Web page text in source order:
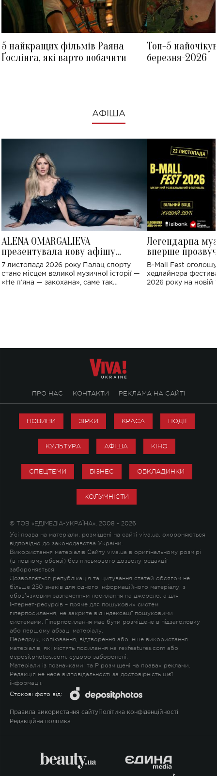
5 найкращих фільмів Раяна
Ґослінга, які варто побачити
Топ-5
березня-2026
АФІША
ALENA OMARGALIEVA
презентувала нову афішу
великого концерту в Палаці
спорту
7 листопада 2026 року Палац спорту
стане місцем великої музичної історії —
«Не пʼяна — закохана», саме так
Легендарна
вперше
Україні: де
B-Mall Fest
хедлайнера
2026 року на новій
ПРО НАС КОНТАКТИ РЕКЛАМА НА САЙТІ
НОВИНИ ЗІРКИ КРАСА ПОДІЇ
КУЛЬТУРА АФІША КІНО
СПЕЦТЕМИ БІЗНЕС ОБКЛАДИНКИ
КОЛУМНІСТИ
© ТОВ «ЕДІМЕДІА-УКРАЇНА», 2008 - 2026
Усі права на матеріали, розміщені на сайті viva.ua, охороняються
відповідно до законодавства України.
Використання матеріалів Сайту viva.ua в оригінальному розмірі
(в повному обсязі) без письмового дозволу редакції
забороняється.
Дозволяється републікація та цитування статей обсягом не
більше 250 знаків для одного інформаційного матеріалу, з
обов'язковим зазначенням посилання на джерело, а для
Інтернет-ресурсів – пряме для пошукових систем
гіперпосилання, не закрите від індексації пошуковими
системами. Гіперпосилання має бути розміщене в підзаголовку
або першому абзаці матеріалу.
Передрук, копіювання, відтворення або інше використання
матеріалів, які містять посилання на rexfeatures.com або
depositphotos.com, суворо заборонені.
Матеріали із позначками! та P розміщені на правах реклами.
Редакція не несе відповідальності за достовірність цієї
інформації.
Стокові фото від:
Правила використання сайту Політика конфіденційності
Редакційна політика